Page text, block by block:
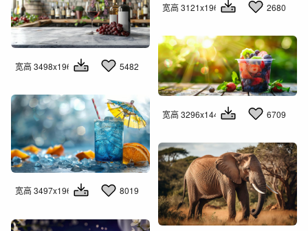
宽高 3121x1960 2680
宽高 3498x1960 5482
宽高 3296x1440 6709
宽高 3497x1960 8019